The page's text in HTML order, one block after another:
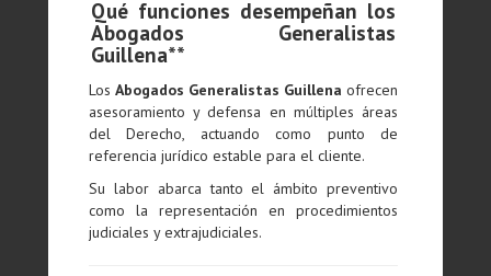
Qué funciones desempeñan los
Abogados Generalistas
Guillena**
LosAbogados Generalistas Guillena ofrecen
asesoramiento y defensa en múltiples áreas
del Derecho, actuando como punto de
referencia jurídico estable para el cliente.
Su labor abarca tanto el ámbito preventivo
como la representación en procedimientos
judiciales y extrajudiciales.